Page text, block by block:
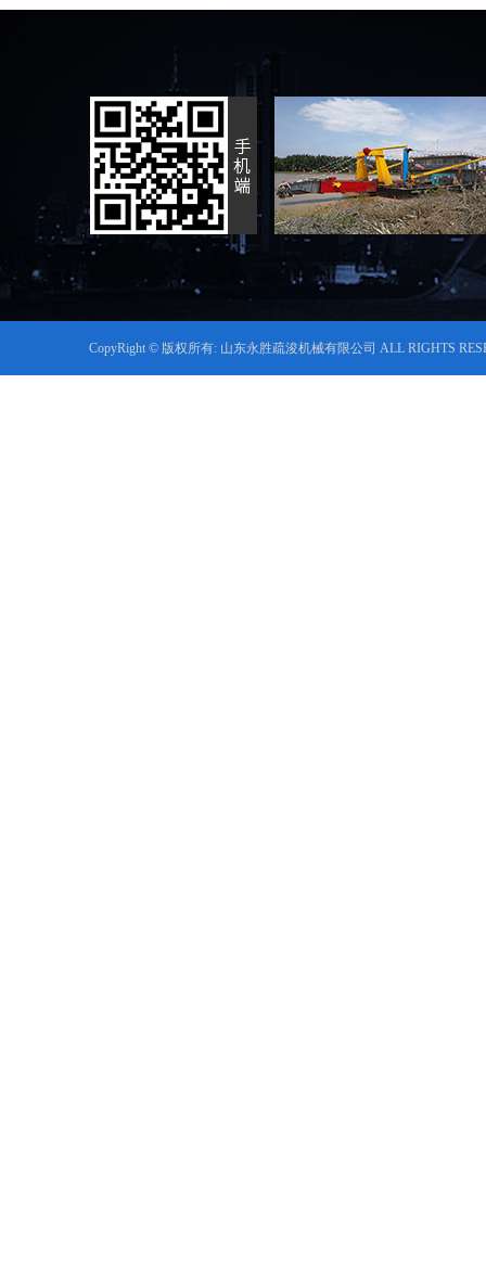
CopyRight © 版权所有: 山东永胜疏浚机械有限公司 ALL RIGHTS